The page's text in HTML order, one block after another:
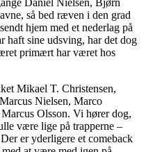
så bed ræven i den grad
hjem med et nederlag på
haft sine udsving, har det dog
primært har været hos
Mikael T. Christensen,
Nielsen, Marco
Olsson. Vi hører dog,
være lige på trapperne –
er yderligere et comeback